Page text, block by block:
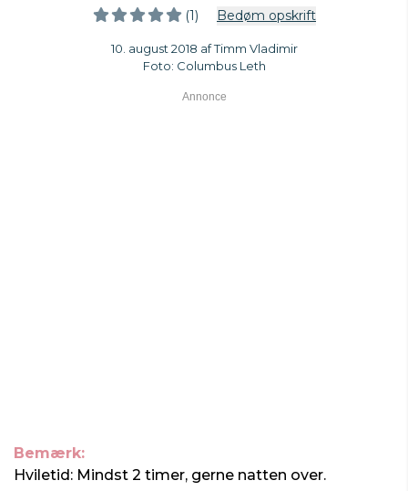
(1) Bedøm opskrift
10. august 2018 af Timm Vladimir
Foto: Columbus Leth
Bemærk:
Hviletid: Mindst 2 timer, gerne natten over.